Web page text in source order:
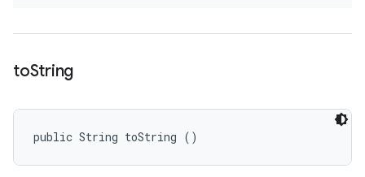
toString
public String toString ()